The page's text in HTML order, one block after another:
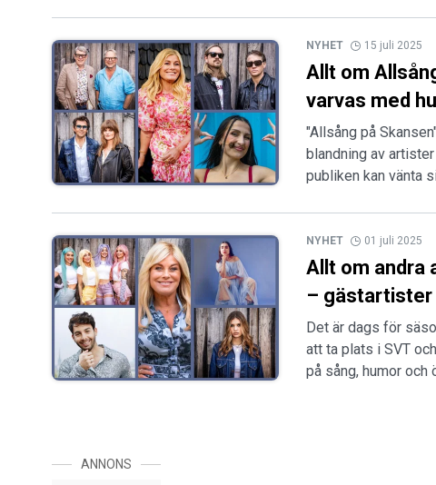
NYHET 15 juli 2025
Allt om
varvas med
"Allsång på
blandning av
publiken kan vänta
NYHET 01 juli 2025
Allt om andra
– gästartister
Det är dags för
att ta plats i SVT
på sång, humor och
ANNONS